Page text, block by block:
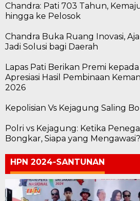
Chandra: Pati 703 Tahun,
hingga ke Pelosok
Chandra Buka Ruang Inovasi,
Jadi Solusi bagi Daerah
Lapas Pati Berikan Premi
Apresiasi Hasil Pembinaan
2026
Kepolisian Vs Kejagung Saling
Polri vs Kejagung: Ketika
Bongkar, Siapa yang Mengawasi?
HPN 2024-SANTUNAN